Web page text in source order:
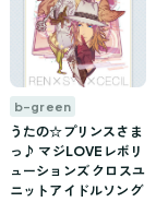
b-green
うたの☆プリンスさま
っ♪ マジLOVEレボリ
ューションズ クロスユ
ニットアイドルソング